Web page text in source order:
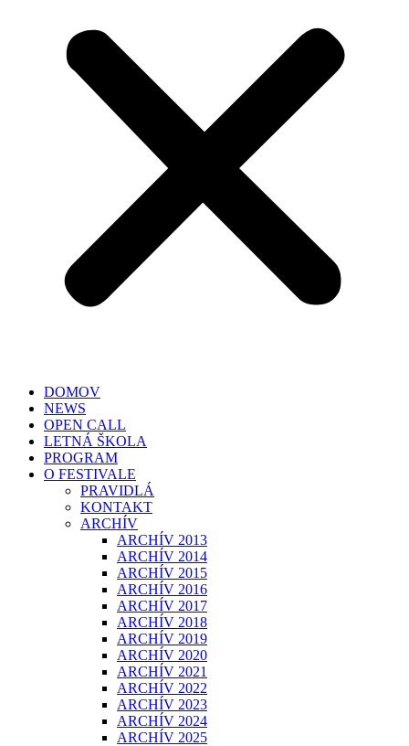
DOMOV
NEWS
OPEN CALL
LETNÁ ŠKOLA
PROGRAM
O FESTIVALE
PRAVIDLÁ
KONTAKT
ARCHÍV
ARCHÍV 2013
ARCHÍV 2014
ARCHÍV 2015
ARCHÍV 2016
ARCHÍV 2017
ARCHÍV 2018
ARCHÍV 2019
ARCHÍV 2020
ARCHÍV 2021
ARCHÍV 2022
ARCHÍV 2023
ARCHÍV 2024
ARCHÍV 2025